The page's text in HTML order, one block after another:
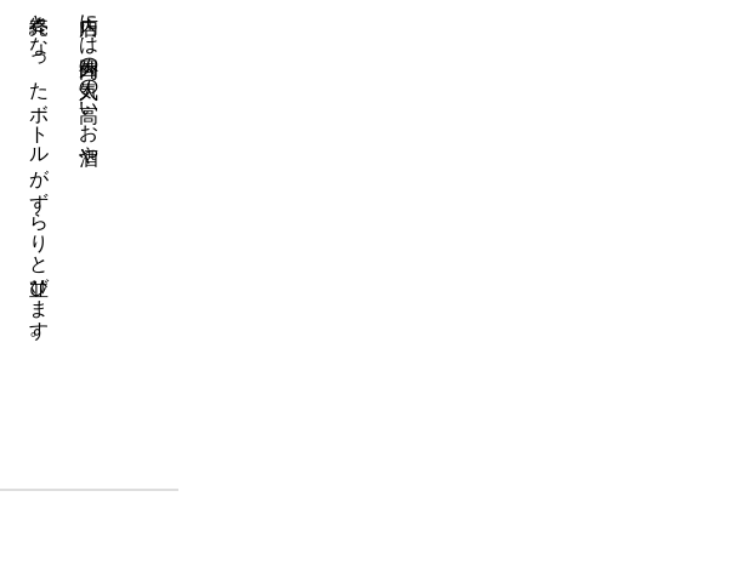
店内には国内外の人気の高いお酒や
終売となったボトルがずらりと並びます。